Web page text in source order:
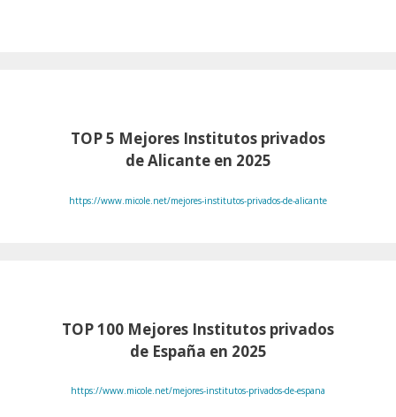
TOP 5 Mejores Institutos privados
de Alicante en 2025
https://www.micole.net/mejores-institutos-privados-de-alicante
TOP 100 Mejores Institutos privados
de España en 2025
https://www.micole.net/mejores-institutos-privados-de-espana